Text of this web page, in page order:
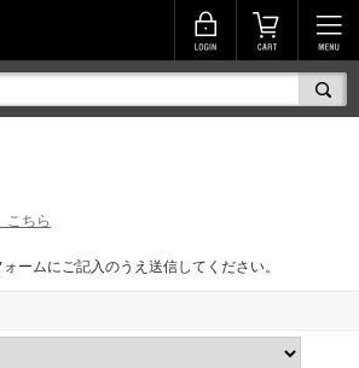
ちら
ームにご記入のうえ送信してください。